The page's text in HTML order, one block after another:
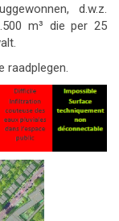
d.w.z.
m³ die per 25
raadplegen.